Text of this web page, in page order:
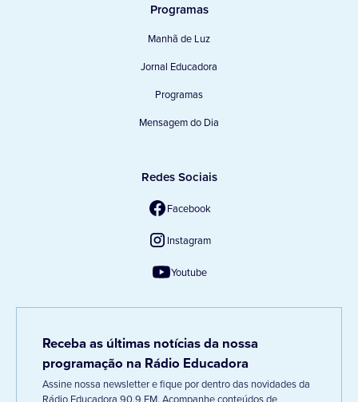
Programas
Manhã de Luz
Jornal Educadora
Programas
Mensagem do Dia
Redes Sociais
Facebook
Instagram
Youtube
Receba as últimas notícias da nossa
programação na Rádio Educadora
Assine nossa newsletter e fique por dentro das novidades da